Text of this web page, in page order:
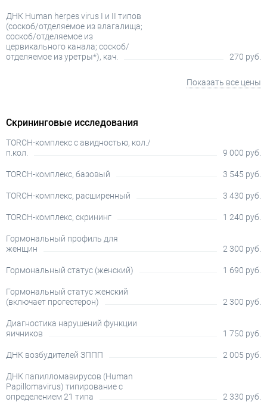
ДНК Human herpes virus I и II типов
(соскоб/отделяемое из влагалища;
соскоб/отделяемое из
цервикального канала; соскоб/
отделяемое из уретры*), кач.
270 руб.
Показать все цены
Скрининговые исследования
TORCH-комплекс с авидностью, кол./
п.кол.
9 000 руб.
TORCH-комплекс, базовый 3 545 руб.
TORCH-комплекс, расширенный 3 430 руб.
TORCH-комплекс, скрининг 1 240 руб.
Гормональный профиль для
женщин
2 300 руб.
Гормональный статус (женский) 1 690 руб.
Гормональный статус женский
(включает прогестерон)
2 300 руб.
Диагностика нарушений функции
яичников
1 750 руб.
ДНК возбудителей ЗППП 2 005 руб.
ДНК папилломавирусов (Human
Papillomavirus) типирование с
определением 21 типа
2 330 руб.